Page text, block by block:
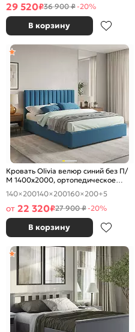
29 520₽36 900 ₽-20%
В корзину
Кровать Olivia велюр синий без П/
М 1400x2000, ортопедическое
основание, изголовье мягкое
140×200140×200160×200+5
от 22 320₽27 900 ₽-20%
В корзину